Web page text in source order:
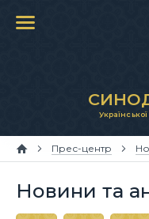
Прес-центр
Новини та